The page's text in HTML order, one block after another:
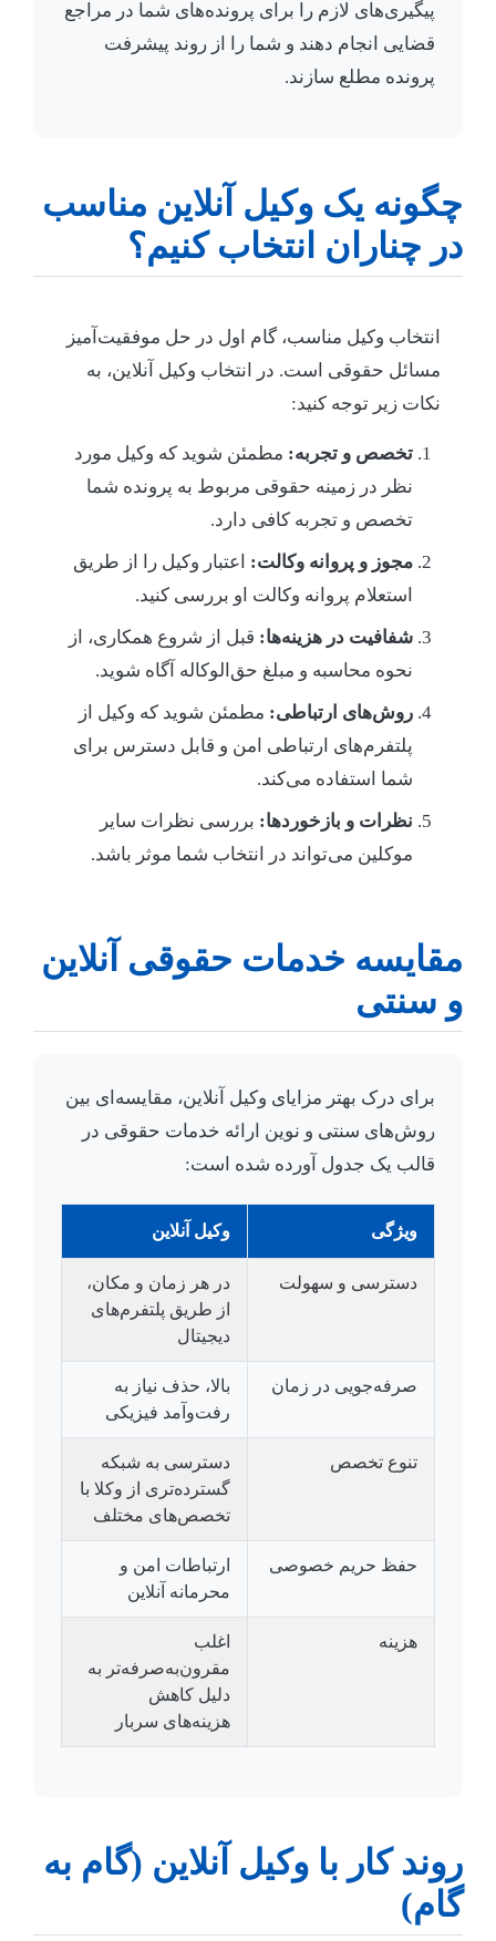
پیگیری‌های لازم را برای پرونده‌های شما در مراجع
قضایی انجام دهند و شما را از روند پیشرفت
پرونده مطلع سازند.
چگونه یک وکیل آنلاین مناسب
در چناران انتخاب کنیم؟
انتخاب وکیل مناسب، گام اول در حل موفقیت‌آمیز
مسائل حقوقی است. در انتخاب وکیل آنلاین، به
نکات زیر توجه کنید:
تخصص و تجربه: مطمئن شوید که وکیل مورد
نظر در زمینه حقوقی مربوط به پرونده شما
تخصص و تجربه کافی دارد.
مجوز و پروانه وکالت: اعتبار وکیل را از طریق
استعلام پروانه وکالت او بررسی کنید.
شفافیت در هزینه‌ها: قبل از شروع همکاری، از
نحوه محاسبه و مبلغ حق‌الوکاله آگاه شوید.
روش‌های ارتباطی: مطمئن شوید که وکیل از
پلتفرم‌های ارتباطی امن و قابل دسترس برای
شما استفاده می‌کند.
نظرات و بازخوردها: بررسی نظرات سایر
موکلین می‌تواند در انتخاب شما موثر باشد.
مقایسه خدمات حقوقی آنلاین
و سنتی
برای درک بهتر مزایای وکیل آنلاین، مقایسه‌ای بین
روش‌های سنتی و نوین ارائه خدمات حقوقی در
قالب یک جدول آورده شده است:
ویژگی وکیل آنلاین
دسترسی و سهولت
در هر زمان و مکان،
از طریق پلتفرم‌های
دیجیتال
صرفه‌جویی در زمان
بالا، حذف نیاز به
رفت‌وآمد فیزیکی
تنوع تخصص
دسترسی به شبکه
گسترده‌تری از وکلا با
تخصص‌های مختلف
حفظ حریم خصوصی
ارتباطات امن و
محرمانه آنلاین
هزینه
اغلب
مقرون‌به‌صرفه‌تر به
دلیل کاهش
هزینه‌های سربار
روند کار با وکیل آنلاین (گام به
گام)